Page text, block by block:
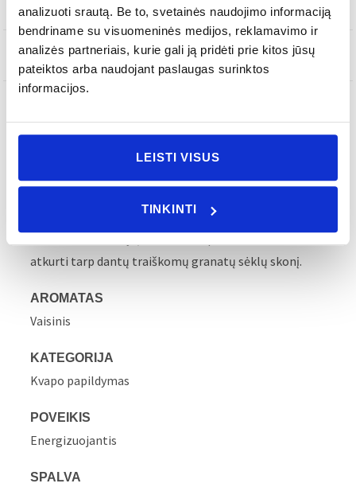
analizuoti srautą. Be to, svetainės naudojimo informaciją
bendriname su visuomeninės medijos, reklamavimo ir
analizės partneriais, kurie gali ją pridėti prie kitos jūsų
pateiktos arba naudojant paslaugas surinktos
informacijos.
LEISTI VISUS
TINKINTI
SKUFRV0009E
APRAŠYMAS
Juodųjų vynuogių ir arbūzo aromatai yra stebinančios
atkurti tarp dantų traiškomų granatų sėklų skonį.
AROMATAS
Vaisinis
KATEGORIJA
Kvapo papildymas
POVEIKIS
Energizuojantis
SPALVA